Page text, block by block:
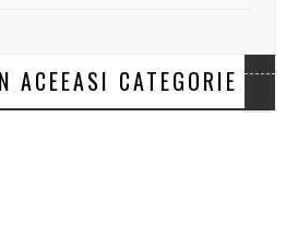
ACEEASI CATEGORIE
›